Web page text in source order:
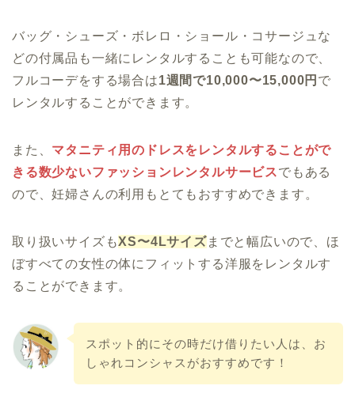
バッグ・シューズ・ボレロ・ショール・コサージュな
どの付属品も一緒にレンタルすることも可能なので、
フルコーデをする場合は1週間で10,000〜15,000円 で
レンタルすることができます。
また、 マタニティ用のドレスをレンタルすることがで
きる数少ないファッションレンタルサービスでもある
ので、妊婦さんの利用もとてもおすすめできます。
取り扱いサイズもXS〜4Lサイズまでと幅広いので、ほ
ぼすべての女性の体にフィットする洋服をレンタルす
ることができます。
スポット的にその時だけ借りたい人は、お
しゃれコンシャスがおすすめです！